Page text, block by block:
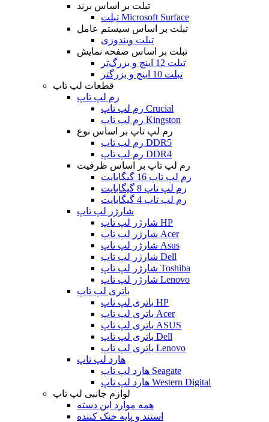
تبلت بر اساس برند
تبلت Microsoft Surface
تبلت بر اساس سیستم عامل
تبلت ویندوزی
تبلت بر اساس صفحه نمایش
تبلت 12 اینچ و بزرگ‌تر
تبلت 10 اینچ و بزرگتر
قطعات لپ تاپ
رم لپ تاپ
رم لپ تاپ Crucial
رم لپ تاپ Kingston
رم لپ تاپ بر اساس نوع
رم لپ تاپ DDR5
رم لپ تاپ DDR4
رم لپ تاپ بر اساس ظرفیت
رم لپ تاپ 16 گیگابایت
رم لپ تاپ 8 گیگابایت
رم لپ تاپ 4 گیگابایت
شارژر لپ تاپ
شارژر لپ تاپ HP
شارژر لپ تاپ Acer
شارژر لپ تاپ Asus
شارژر لپ تاپ Dell
شارژر لپ تاپ Toshiba
شارژر لپ تاپ Lenovo
باتری لپ تاپ
باتری لپ تاپ HP
باتری لپ تاپ Acer
باتری لپ تاپ ASUS
باتری لپ تاپ Dell
باتری لپ تاپ Lenovo
هارد لپ تاپ
هارد لپ تاپ Seagate
هارد لپ تاپ Western Digital
لوازم جانبی لپ تاپ
همه موارد این دسته
استند و پایه خنک کننده